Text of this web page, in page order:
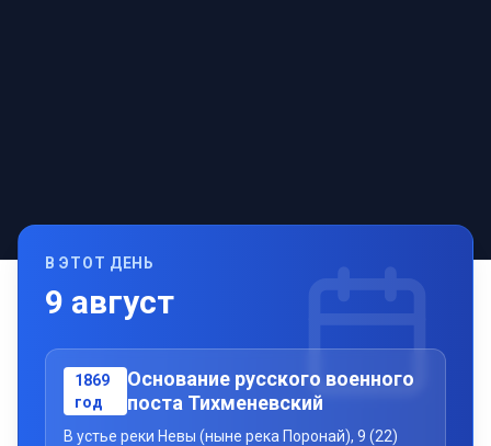
В ЭТОТ ДЕНЬ
9 август
1869
год
Основание русского военного
поста Тихменевский
В устье реки Невы (ныне река Поронай), 9 (22)